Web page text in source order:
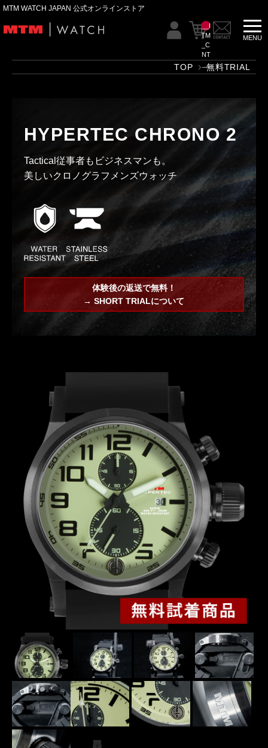
MTM WATCH JAPAN 公式オンラインストア
__I
TM
_C
NT
__
TOP 無料TRIAL
HYPERTEC CHRONO 2
Tactical従事者もビジネスマンも。
美しいクロノグラフメンズウォッチ
体験後の返送で無料！
→ SHORT TRIALについて